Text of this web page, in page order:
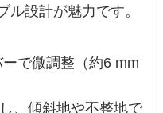
ル設計が魅力です。
で微調整（約6 mm
、傾斜地や不整地で